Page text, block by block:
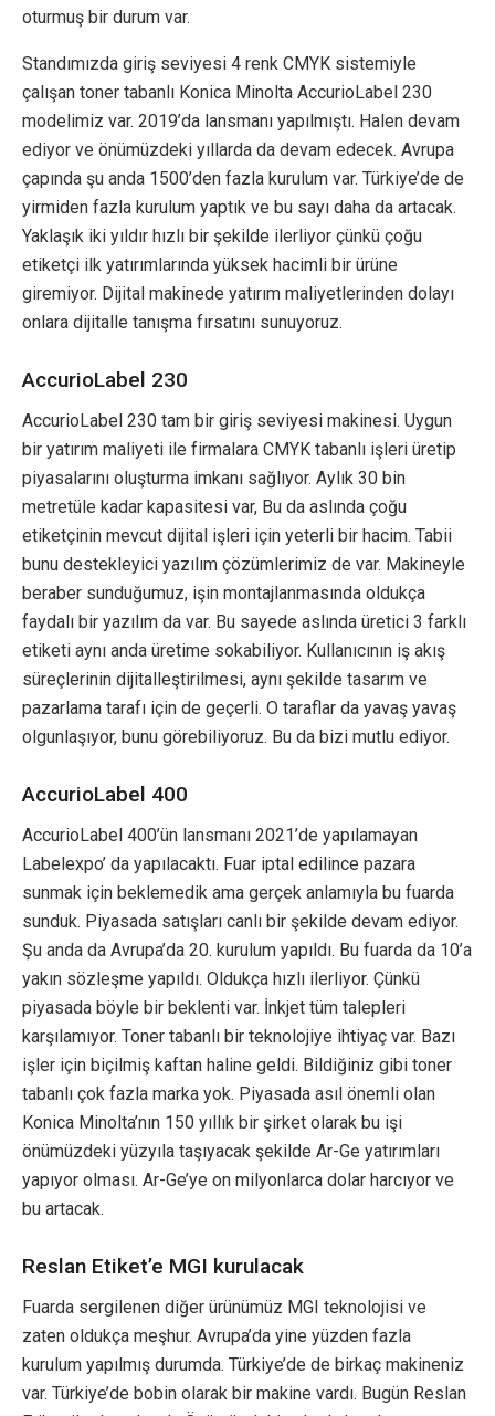
oturmuş bir durum var.
Standımızda giriş seviyesi 4 renk CMYK sistemiyle
çalışan toner tabanlı Konica Minolta AccurioLabel 230
modelimiz var. 2019’da lansmanı yapılmıştı. Halen devam
ediyor ve önümüzdeki yıllarda da devam edecek. Avrupa
çapında şu anda 1500’den fazla kurulum var. Türkiye’de de
yirmiden fazla kurulum yaptık ve bu sayı daha da artacak.
Yaklaşık iki yıldır hızlı bir şekilde ilerliyor çünkü çoğu
etiketçi ilk yatırımlarında yüksek hacimli bir ürüne
giremiyor. Dijital makinede yatırım maliyetlerinden dolayı
onlara dijitalle tanışma fırsatını sunuyoruz.
AccurioLabel 230
AccurioLabel 230 tam bir giriş seviyesi makinesi. Uygun
bir yatırım maliyeti ile firmalara CMYK tabanlı işleri üretip
piyasalarını oluşturma imkanı sağlıyor. Aylık 30 bin
metretüle kadar kapasitesi var, Bu da aslında çoğu
etiketçinin mevcut dijital işleri için yeterli bir hacim. Tabii
bunu destekleyici yazılım çözümlerimiz de var. Makineyle
beraber sunduğumuz, işin montajlanmasında oldukça
faydalı bir yazılım da var. Bu sayede aslında üretici 3 farklı
etiketi aynı anda üretime sokabiliyor. Kullanıcının iş akış
süreçlerinin dijitalleştirilmesi, aynı şekilde tasarım ve
pazarlama tarafı için de geçerli. O taraflar da yavaş yavaş
olgunlaşıyor, bunu görebiliyoruz. Bu da bizi mutlu ediyor.
AccurioLabel 400
AccurioLabel 400’ün lansmanı 2021’de yapılamayan
Labelexpo’ da yapılacaktı. Fuar iptal edilince pazara
sunmak için beklemedik ama gerçek anlamıyla bu fuarda
sunduk. Piyasada satışları canlı bir şekilde devam ediyor.
Şu anda da Avrupa’da 20. kurulum yapıldı. Bu fuarda da 10’a
yakın sözleşme yapıldı. Oldukça hızlı ilerliyor. Çünkü
piyasada böyle bir beklenti var. İnkjet tüm talepleri
karşılamıyor. Toner tabanlı bir teknolojiye ihtiyaç var. Bazı
işler için biçilmiş kaftan haline geldi. Bildiğiniz gibi toner
tabanlı çok fazla marka yok. Piyasada asıl önemli olan
Konica Minolta’nın 150 yıllık bir şirket olarak bu işi
önümüzdeki yüzyıla taşıyacak şekilde Ar-Ge yatırımları
yapıyor olması. Ar-Ge’ye on milyonlarca dolar harcıyor ve
bu artacak.
Reslan Etiket’e MGI kurulacak
Fuarda sergilenen diğer ürünümüz MGI teknolojisi ve
zaten oldukça meşhur. Avrupa’da yine yüzden fazla
kurulum yapılmış durumda. Türkiye’de de birkaç makineniz
var. Türkiye’de bobin olarak bir makine vardı. Bugün Reslan